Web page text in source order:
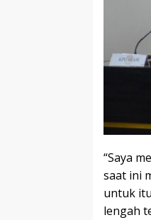
“Saya
saat ini
untuk
lengah